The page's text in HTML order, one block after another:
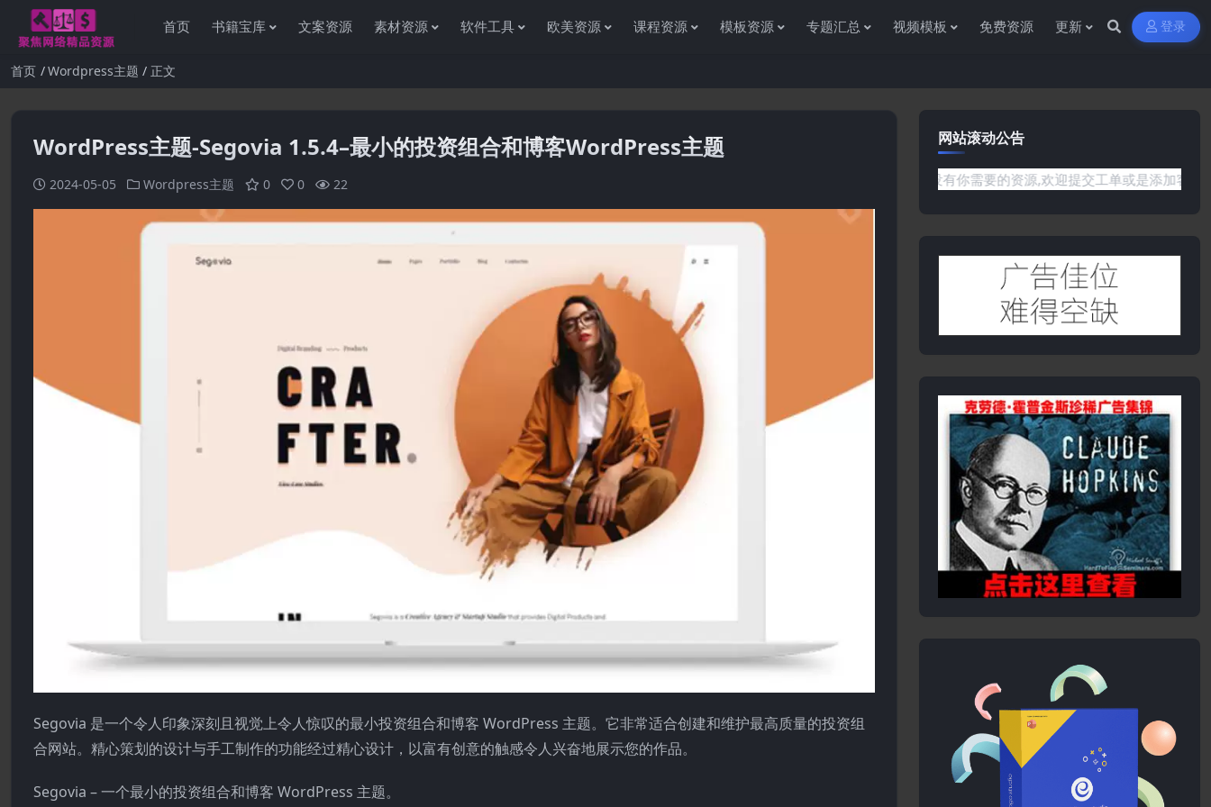
首页 书籍宝库 文案资源 素材资源 软件工具 欧美资源 课程资源 模板资源 专题汇总 视频模板 免费资源 更新 登录
首页 Wordpress主题 正文
WordPress主题-Segovia 1.5.4–最小的投资组合和博客WordPress主题
2024-05-05 Wordpress主题 0 0 22
Segovia 是一个令人印象深刻且视觉上令人惊叹的最小投资组合和博客 WordPress 主题。它非常适合创建和维护最高质量的投资组
合网站。精心策划的设计与手工制作的功能经过精心设计，以富有创意的触感令人兴奋地展示您的作品。
Segovia – 一个最小的投资组合和博客 WordPress 主题。
网站滚动公告
感谢您访问资源杂货铺获取各种信息资源!如果遇到任何问题或是网站没有你需要的资源,欢迎提交工单或是添加客服微信:ywb386